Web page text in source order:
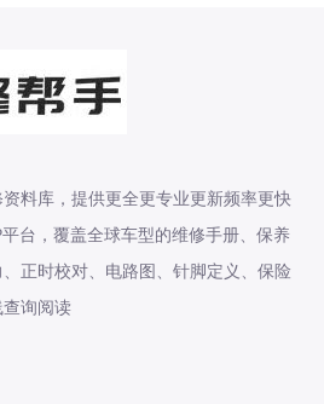
2026年睿蓝系列X3 睿蓝7 睿蓝8
原厂维修手册电路图资料、维修
解、发动机大修资料、变速箱维
、底盘维
eQ1 eQ2 iCAR 03 iCAR V23
料库，提供更全更专业更新频率更快
台，覆盖全球车型的维修手册、保养
正时校对、电路图、针脚定义、保险
询阅读